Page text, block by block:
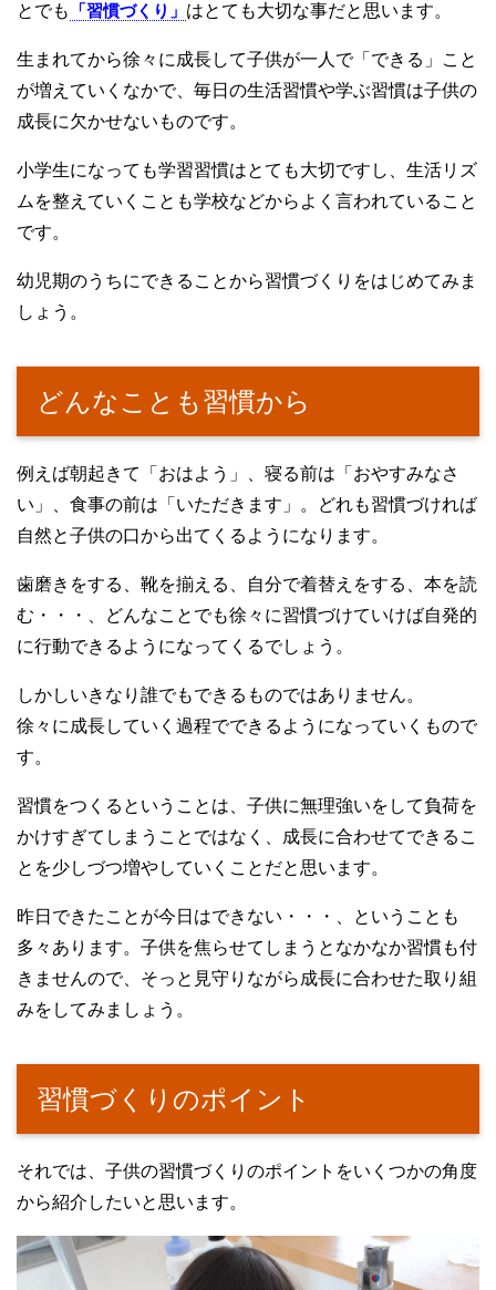
とでも
「習慣づくり」 はとても大切な事だと思います。
生まれてから徐々に成長して子供が一人で「できる」こと
が増えていくなかで、毎日の生活習慣や学ぶ習慣は子供の
成長に欠かせないものです。
小学生になっても学習習慣はとても大切ですし、生活リズ
ムを整えていくことも学校などからよく言われていること
です。
幼児期のうちにできることから習慣づくりをはじめてみま
しょう。
どんなことも習慣から
例えば朝起きて「おはよう」、寝る前は「おやすみなさ
い」、食事の前は「いただきます」。どれも習慣づければ
自然と子供の口から出てくるようになります。
歯磨きをする、靴を揃える、自分で着替えをする、本を読
む・・・、どんなことでも徐々に習慣づけていけば自発的
に行動できるようになってくるでしょう。
しかしいきなり誰でもできるものではありません。
徐々に成長していく過程でできるようになっていくもので
す。
習慣をつくるということは、子供に無理強いをして負荷を
かけすぎてしまうことではなく、成長に合わせてできるこ
とを少しづつ増やしていくことだと思います。
昨日できたことが今日はできない・・・、ということも
多々あります。子供を焦らせてしまうとなかなか習慣も付
きませんので、そっと見守りながら成長に合わせた取り組
みをしてみましょう。
習慣づくりのポイント
それでは、子供の習慣づくりのポイントをいくつかの角度
から紹介したいと思います。